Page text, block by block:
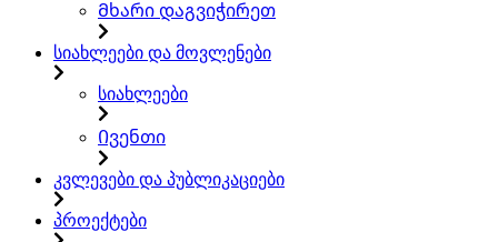
Მხარი დაგვიჭირეთ
სიახლეები და მოვლენები
სიახლეები
Ივენთი
კვლევები და პუბლიკაციები
პროექტები